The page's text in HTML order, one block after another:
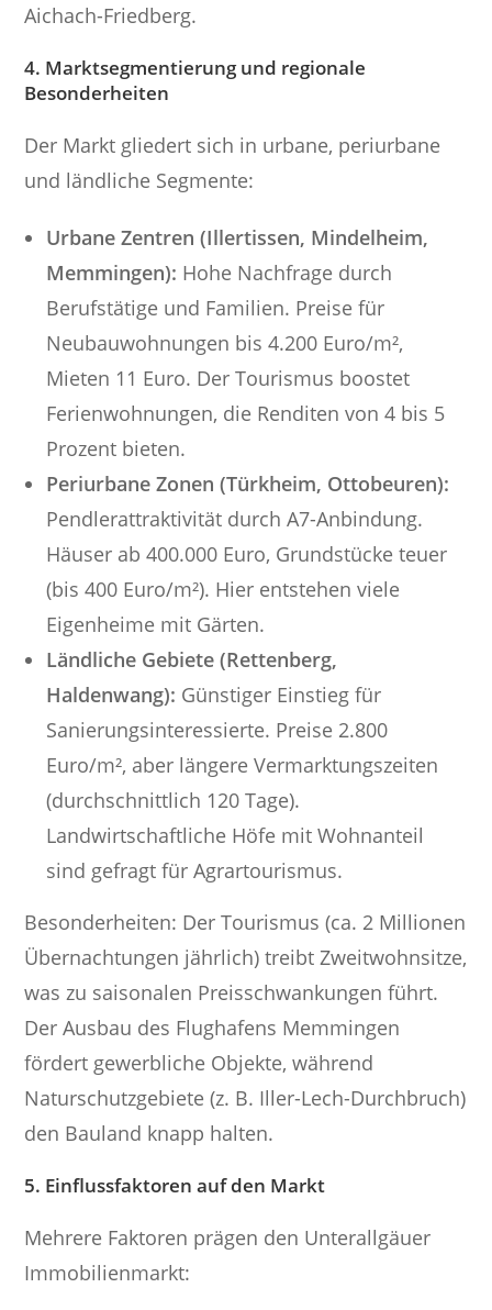
Aichach-Friedberg.
4. Marktsegmentierung und regionale
Besonderheiten
Der Markt gliedert sich in urbane, periurbane
und ländliche Segmente:
Urbane Zentren (Illertissen, Mindelheim,
Memmingen): Hohe Nachfrage durch
Berufstätige und Familien. Preise für
Neubauwohnungen bis 4.200 Euro/m²,
Mieten 11 Euro. Der Tourismus boostet
Ferienwohnungen, die Renditen von 4 bis 5
Prozent bieten.
Periurbane Zonen (Türkheim, Ottobeuren):
Pendlerattraktivität durch A7-Anbindung.
Häuser ab 400.000 Euro, Grundstücke teuer
(bis 400 Euro/m²). Hier entstehen viele
Eigenheime mit Gärten.
Ländliche Gebiete (Rettenberg,
Haldenwang): Günstiger Einstieg für
Sanierungsinteressierte. Preise 2.800
Euro/m², aber längere Vermarktungszeiten
(durchschnittlich 120 Tage).
Landwirtschaftliche Höfe mit Wohnanteil
sind gefragt für Agrartourismus.
Besonderheiten: Der Tourismus (ca. 2 Millionen
Übernachtungen jährlich) treibt Zweitwohnsitze,
was zu saisonalen Preisschwankungen führt.
Der Ausbau des Flughafens Memmingen
fördert gewerbliche Objekte, während
Naturschutzgebiete (z. B. Iller-Lech-Durchbruch)
den Bauland knapp halten.
5. Einflussfaktoren auf den Markt
Mehrere Faktoren prägen den Unterallgäuer
Immobilienmarkt: